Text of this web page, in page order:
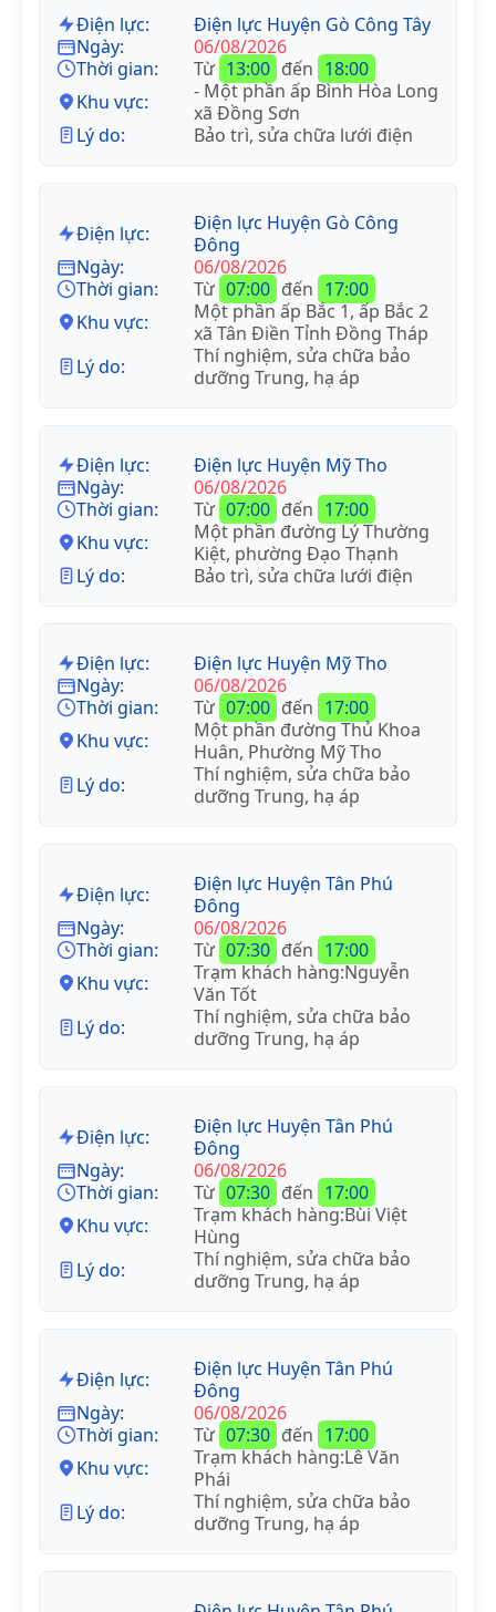
Điện lực:
Điện lực Huyện Gò Công Tây
Ngày:
06/08/2026
Thời gian:
Từ 13:00 đến 18:00
Khu vực:
- Một phần ấp Bình Hòa Long
xã Đồng Sơn
Lý do:
Bảo trì, sửa chữa lưới điện
Điện lực:
Điện lực Huyện Gò Công
Đông
Ngày:
06/08/2026
Thời gian:
Từ 07:00 đến 17:00
Khu vực:
Một phần ấp Bắc 1, ấp Bắc 2
xã Tân Điền Tỉnh Đồng Tháp
Lý do:
Thí nghiệm, sửa chữa bảo
dưỡng Trung, hạ áp
Điện lực:
Điện lực Huyện Mỹ Tho
Ngày:
06/08/2026
Thời gian:
Từ 07:00 đến 17:00
Khu vực:
Một phần đường Lý Thường
Kiệt, phường Đạo Thạnh
Lý do:
Bảo trì, sửa chữa lưới điện
Điện lực:
Điện lực Huyện Mỹ Tho
Ngày:
06/08/2026
Thời gian:
Từ 07:00 đến 17:00
Khu vực:
Một phần đường Thủ Khoa
Huân, Phường Mỹ Tho
Lý do:
Thí nghiệm, sửa chữa bảo
dưỡng Trung, hạ áp
Điện lực:
Điện lực Huyện Tân Phú
Đông
Ngày:
06/08/2026
Thời gian:
Từ 07:30 đến 17:00
Khu vực:
Trạm khách hàng:Nguyễn
Văn Tốt
Lý do:
Thí nghiệm, sửa chữa bảo
dưỡng Trung, hạ áp
Điện lực:
Điện lực Huyện Tân Phú
Đông
Ngày:
06/08/2026
Thời gian:
Từ 07:30 đến 17:00
Khu vực:
Trạm khách hàng:Bùi Việt
Hùng
Lý do:
Thí nghiệm, sửa chữa bảo
dưỡng Trung, hạ áp
Điện lực:
Điện lực Huyện Tân Phú
Đông
Ngày:
06/08/2026
Thời gian:
Từ 07:30 đến 17:00
Khu vực:
Trạm khách hàng:Lê Văn
Phái
Lý do:
Thí nghiệm, sửa chữa bảo
dưỡng Trung, hạ áp